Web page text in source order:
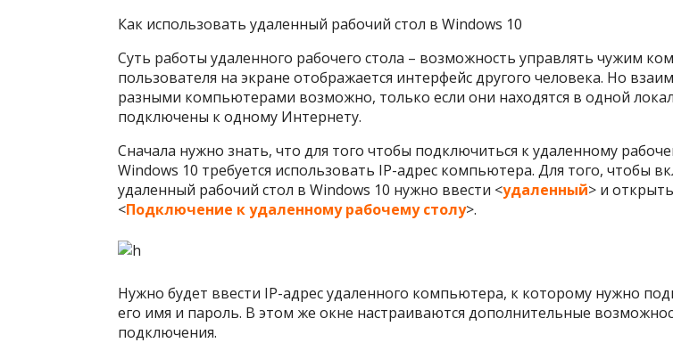
Как использовать удаленный рабочий стол в Windows 10
Суть работы удаленного рабочего стола – возможность управлять чужим
пользователя на экране отображается интерфейс другого человека. Но
разными компьютерами возможно, только если они находятся в одной
подключены к одному Интернету.
Сначала нужно знать, что для того чтобы подключиться к удаленному
Windows 10 требуется использовать IP-адрес компьютера. Для того, чтобы
удаленный рабочий стол в Windows 10 нужно ввести <удаленный> и
<Подключение к удаленному рабочему столу>.
Нужно будет ввести IP-адрес удаленного компьютера, к которому нужно
его имя и пароль. В этом же окне настраиваются дополнительные
подключения.